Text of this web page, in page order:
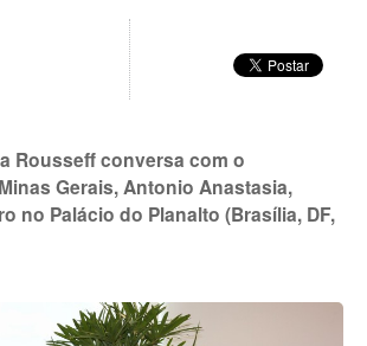
Rousseff conversa com o
Gerais, Antonio Anastasia,
no Palácio do Planalto (Brasília, DF,